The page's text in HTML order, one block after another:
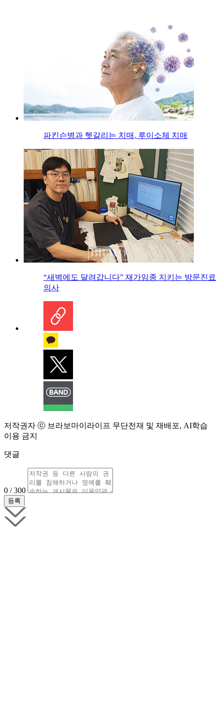
파킨슨병과 헷갈리는 치매, 루이소체 치매
“새벽에도 달려갑니다” 재가임종 지키는 방문진료
의사
저작권자 ⓒ 브라보마이라이프 무단전재 및 재배포, AI학습
이용 금지
댓글
0 / 300